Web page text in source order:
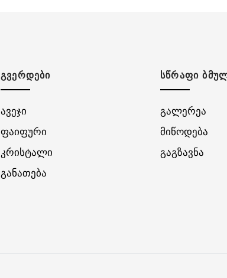
ᲒᲕᲔᲠᲓᲔᲑᲘ
ავეჯი
ფაიფური
კრისტალი
განათება
ᲡᲬᲠᲐᲤᲘ
გალერეა
მიწოდება
გაგზავნა